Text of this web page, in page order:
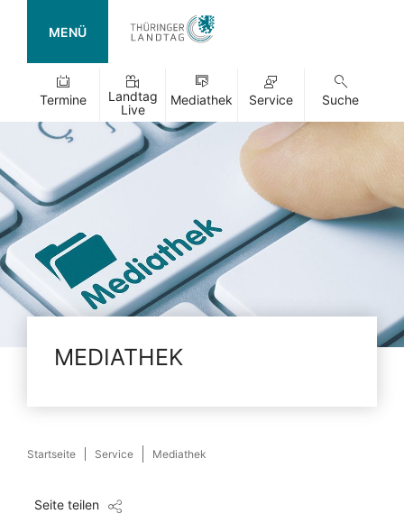
MENÜ
Termine
Landtag
Live
Mediathek Service Suche
MEDIATHEK
Startseite Service Mediathek
Seite teilen